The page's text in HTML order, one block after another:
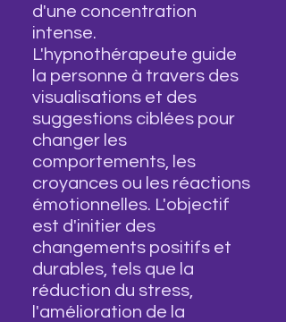
d'une concentration
intense.
L'hypnothérapeute guide
la personne à travers des
visualisations et des
suggestions ciblées pour
changer les
comportements, les
croyances ou les réactions
émotionnelles. L'objectif
est d'initier des
changements positifs et
durables, tels que la
réduction du stress,
l'amélioration de la